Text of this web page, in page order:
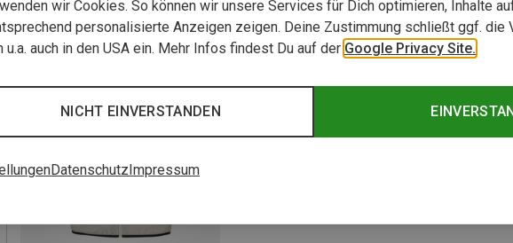
wir Cookies. So können wir unsere Services für Dich optimieren, Inhalte
personalisierte Anzeigen zeigen. Deine Zustimmung schließt ggf. die
u.a. auch in den USA ein. Mehr Infos findest Du auf der Google Privacy Site.
NICHT EINVERSTANDEN
Datenschutz Impressum